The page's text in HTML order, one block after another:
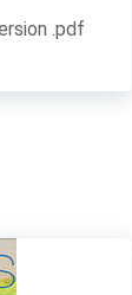
.pdf